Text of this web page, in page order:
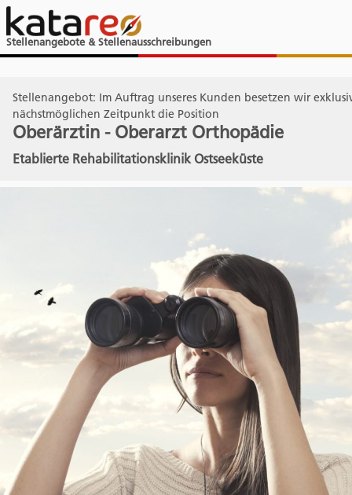
Stellenangebote & Stellenausschreibungen
Stellenangebot: Im Auftrag unseres Kunden besetzen wir
nächstmöglichen Zeitpunkt die Position
Oberärztin - Oberarzt Orthopädie
Etablierte Rehabilitationsklinik Ostseeküste